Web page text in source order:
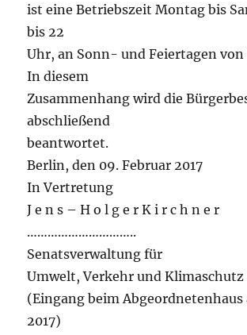
ist eine Betriebszeit Montag bis
bis 22
Uhr, an Sonn- und Feiertagen von
In diesem
Zusammenhang wird die
abschließend
beantwortet.
Berlin, den 09. Februar 2017
In Vertretung
J e n s – H o l g e r K i r c h n e r
…………………………..
Senatsverwaltung für
Umwelt, Verkehr und Klimaschutz
(Eingang beim Abgeordnetenhaus
2017)